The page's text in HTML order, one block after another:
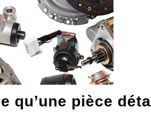
qu’une pièce